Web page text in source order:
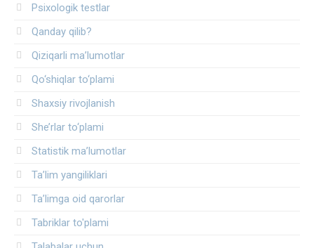
Psixologik testlar
Qanday qilib?
Qiziqarli ma’lumotlar
Qo‘shiqlar to‘plami
Shaxsiy rivojlanish
She’rlar to‘plami
Statistik ma’lumotlar
Ta’lim yangiliklari
Ta’limga oid qarorlar
Tabriklar to'plami